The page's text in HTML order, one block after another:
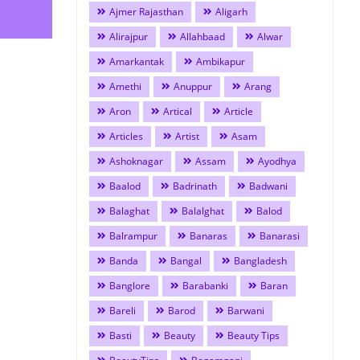
Ajmer Rajasthan
Aligarh
Alirajpur
Allahbaad
Alwar
Amarkantak
Ambikapur
Amethi
Anuppur
Arang
Aron
Artical
Article
Articles
Artist
Asam
Ashoknagar
Assam
Ayodhya
Baalod
Badrinath
Badwani
Balaghat
Balalghat
Balod
Balrampur
Banaras
Banarasi
Banda
Bangal
Bangladesh
Banglore
Barabanki
Baran
Bareli
Barod
Barwani
Basti
Beauty
Beauty Tips